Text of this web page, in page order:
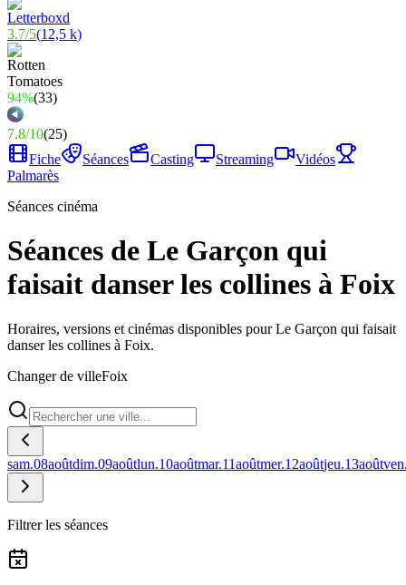
3.7/5(12,5 k)
94%(33)
7.8/10(25)
Fiche
Séances Casting Streaming
Vidéos
Palmarès
Séances cinéma
Séances de Le Garçon qui
faisait danser les collines à Foix
Horaires, versions et cinémas disponibles pour Le Garçon qui faisait
danser les collines à Foix.
Changer de villeFoix
sam.08aoûtdim.09aoûtlun.10aoûtmar.11aoûtmer.12aoûtjeu.13août
Filtrer les séances